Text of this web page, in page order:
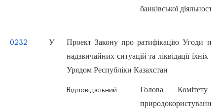
банківської
0232 У
Проект Закону про ратифікацію Угоди про
надзвичайних ситуацій та ліквідації їхніх
Урядом Республіки Казахстан
Відповідальний:
Голова Комітету
природокористування